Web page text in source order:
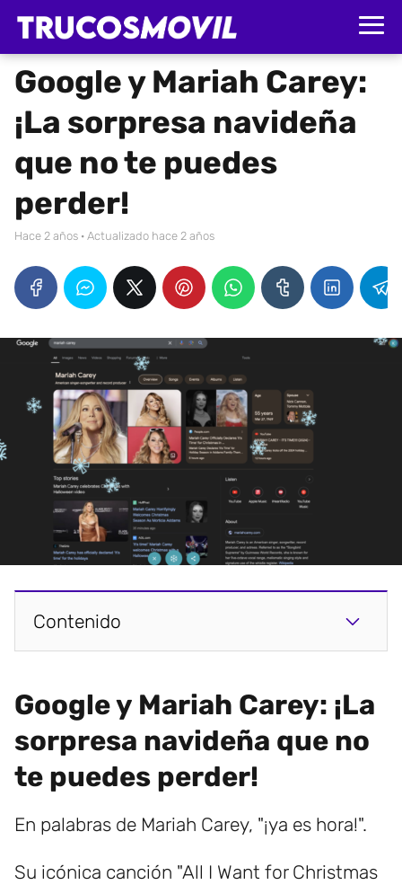
Google y Mariah Carey:
¡La sorpresa navideña
que no te puedes
perder!
hace 2 años · Actualizado hace 2 años
Contenido
Google y Mariah Carey: ¡La
sorpresa navideña que no
te puedes perder!
En palabras de Mariah Carey, "¡ya es hora!".
Su icónica canción "All I Want for Christmas